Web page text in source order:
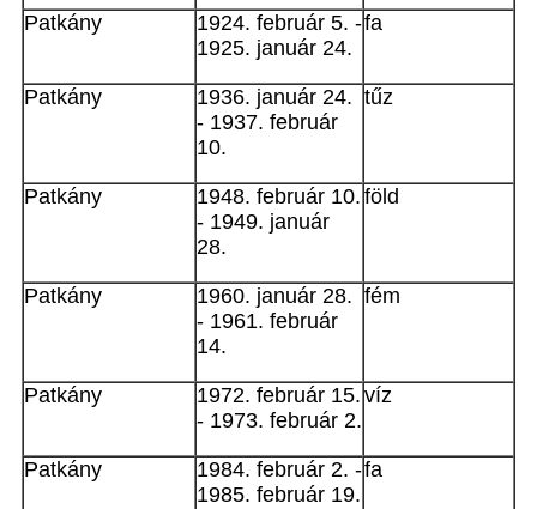
Patkány
1924. február 5. -
1925. január 24.
fa
Patkány
1936. január 24.
- 1937. február
10.
tűz
Patkány
1948. február 10.
- 1949. január
28.
föld
Patkány
1960. január 28.
- 1961. február
14.
fém
Patkány
1972. február 15.
- 1973. február 2.
víz
Patkány
1984. február 2. -
1985. február 19.
fa